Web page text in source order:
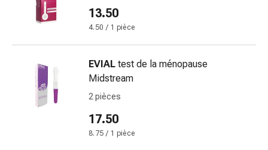
compression
Pansements
de
pansement,
tapes
Pansements
tubulaires
13.50
4.50 / 1 pièce
EVIAL test de la ménopause
Midstream
2 pièces
17.50
8.75 / 1 pièce